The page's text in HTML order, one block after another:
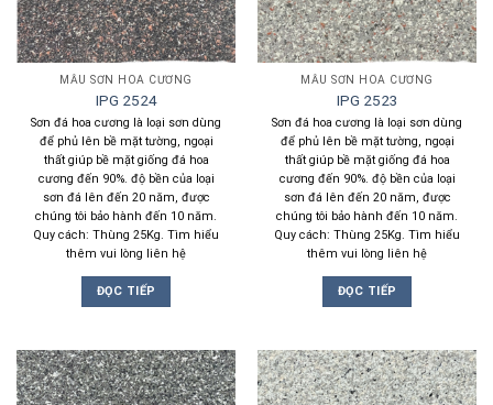
MẪU SƠN HOA CƯƠNG
IPG 2524
Sơn đá hoa cương là loại sơn dùng
để phủ lên bề mặt tường, ngoại
thất giúp bề mặt giống đá hoa
cương đến 90%. độ bền của loại
sơn đá lên đến 20 năm, được
chúng tôi bảo hành đến 10 năm.
Quy cách: Thùng 25Kg. Tìm hiểu
thêm vui lòng liên hệ
ĐỌC TIẾP
MẪU SƠN HOA CƯƠNG
IPG 2523
Sơn đá hoa cương là loại sơn dùng
để phủ lên bề mặt tường, ngoại
thất giúp bề mặt giống đá hoa
cương đến 90%. độ bền của loại
sơn đá lên đến 20 năm, được
chúng tôi bảo hành đến 10 năm.
Quy cách: Thùng 25Kg. Tìm hiểu
thêm vui lòng liên hệ
ĐỌC TIẾP